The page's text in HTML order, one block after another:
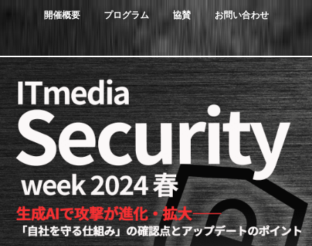
開催概要 プログラム 協賛 お問い合わせ